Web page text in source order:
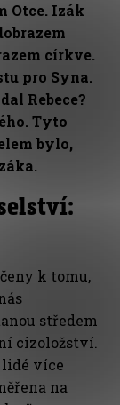
Otce. Izák
církve.
pro Syna.
Rebece?
Tyto
bylo,
k tomu,
středem
cizoložství.
lidé více
na